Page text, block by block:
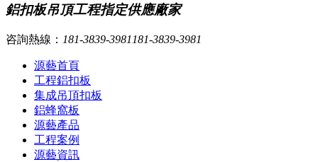
鋁扣板吊頂工程指定供應廠家
咨詢熱線： 181-3839-3981 181-3839-3981
源藝首頁
工程鋁扣板
集成吊頂扣板
鋁蜂窩板
源藝產品
工程案例
源藝資訊